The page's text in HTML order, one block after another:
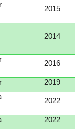
2015
2014
2016
2019
2022
2022